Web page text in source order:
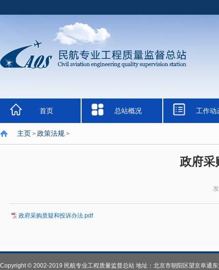
首页 总站概况 工作动
主页 > 政策法规 >
政府采
政府采购质疑和投诉办法.pdf
Copyright © 2002-2019 民航专业工程质量监督总站 地址：北京市朝阳区望京阜通